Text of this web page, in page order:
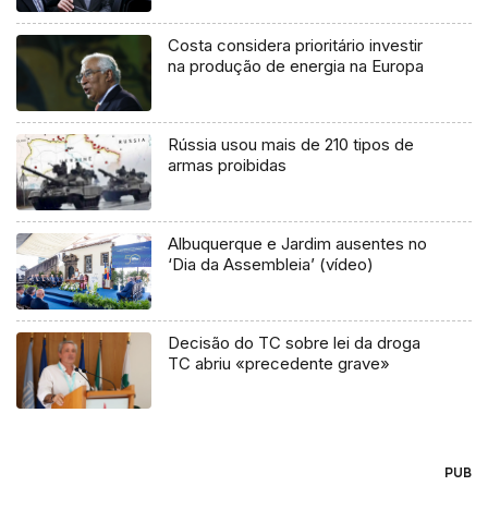
Costa considera prioritário investir
na produção de energia na Europa
Rússia usou mais de 210 tipos de
armas proibidas
Albuquerque e Jardim ausentes no
‘Dia da Assembleia’ (vídeo)
Decisão do TC sobre lei da droga
TC abriu «precedente grave»
PUB